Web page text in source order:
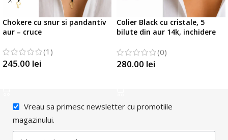
Chokere cu snur si pandantiv
aur – cruce
(1)
245.00 lei
Colier Black cu cristale, 5
bilute din aur 14k, inchidere
(0)
280.00 lei
Vreau sa primesc newsletter cu promotiile
magazinului.